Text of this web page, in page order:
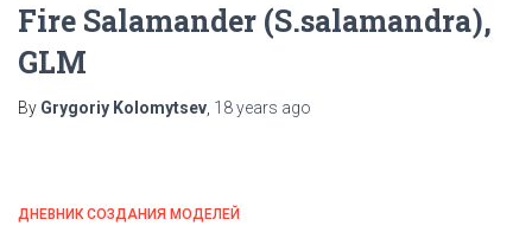
Fire Salamander (S.salamandra),
GLM
By Grygoriy Kolomytsev 18 years ago
ДНЕВНИК СОЗДАНИЯ МОДЕЛЕЙ